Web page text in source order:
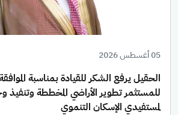
05 أغسطس 2026
الحقيل يرفع الشكر للقيادة بمناسبة
للمستثمر تطوير الأراضي المخططة
لمستفيدي الإسكان التنموي